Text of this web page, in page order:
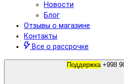
Новости
Блог
Отзывы о магазине
Контакты
Все о рассрочке
Поддержка